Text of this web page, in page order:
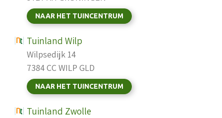
NAAR HET TUINCENTRUM
Tuinland Wilp
Wilpsedijk 14
7384 CC WILP GLD
NAAR HET TUINCENTRUM
Tuinland Zwolle